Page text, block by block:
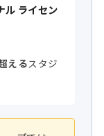
ル ライセン
えるスタジ